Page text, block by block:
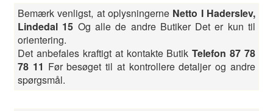
Bemærk venligst, at oplysningerne Netto I Haderslev,
Lindedal 15 Og alle de andre Butiker Det er kun til
orientering.
Det anbefales kraftigt at kontakte ButikTelefon 87 78
78 11 Før besøget til at kontrollere detaljer og andre
spørgsmål.